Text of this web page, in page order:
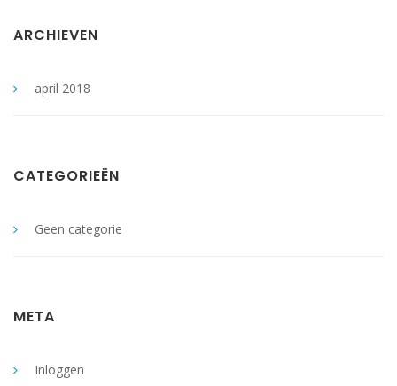
ARCHIEVEN
april 2018
CATEGORIEËN
Geen categorie
META
Inloggen